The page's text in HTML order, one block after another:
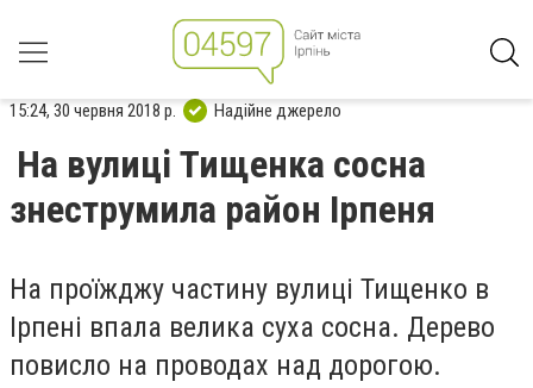
15:24, 30 червня 2018 р. Надійне джерело
На вулиці Тищенка сосна
знеструмила район Ірпеня
На проїжджу частину вулиці Тищенко в
Ірпені впала велика суха сосна. Дерево
повисло на проводах над дорогою.